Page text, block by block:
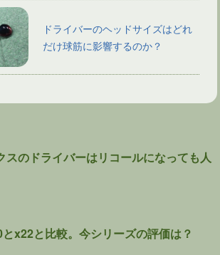
ドライバーのヘッドサイズはどれ
だけ球筋に影響するのか？
スのドライバーはリコールになっても人
x22と比較。今シリーズの評価は？